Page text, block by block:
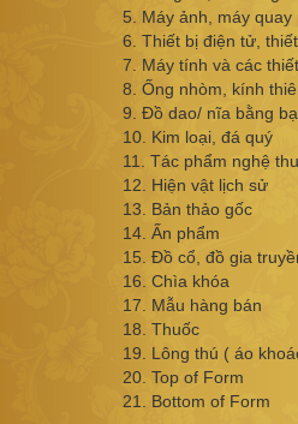
5. Máy ảnh, máy quay
6. Thiết bị điện tử,
7. Máy tính và các
8. Ống nhòm, kính
9. Đồ dao/ nĩa bằng
10. Kim loại, đá quý
11. Tác phẩm nghệ
12. Hiện vật lịch sử
13. Bản thảo gốc
14. Ấn phẩm
15. Đồ cổ, đồ gia
16. Chìa khóa
17. Mẫu hàng bán
18. Thuốc
19. Lông thú ( áo
20. Top of Form
21. Bottom of Form